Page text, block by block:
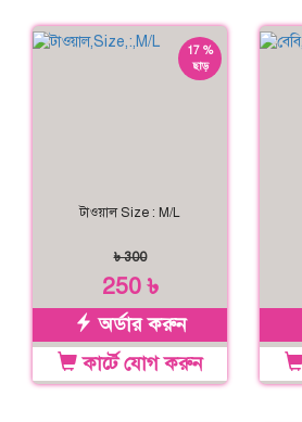
17 %
ছাড়
টাওয়াল Size : M/L
৳ 300
250 ৳
অর্ডার করুন
কার্টে যোগ করুন